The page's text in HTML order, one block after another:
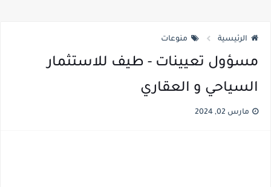
الرئيسية منوعات
مسؤول تعيينات - طيف للاستثمار
السياحي و العقاري
مارس 02, 2024